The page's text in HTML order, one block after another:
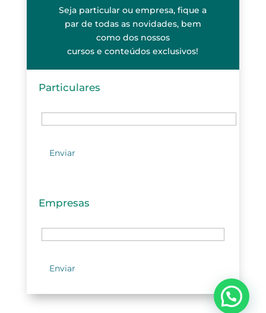
Seja particular ou empresa, fique a
par de todas as novidades, bem
como dos nossos
cursos e conteúdos exclusivos!
Particulares
Empresas